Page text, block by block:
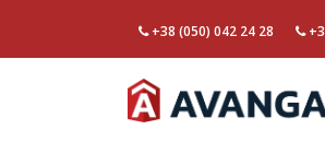
+38 (050) 042 24 28